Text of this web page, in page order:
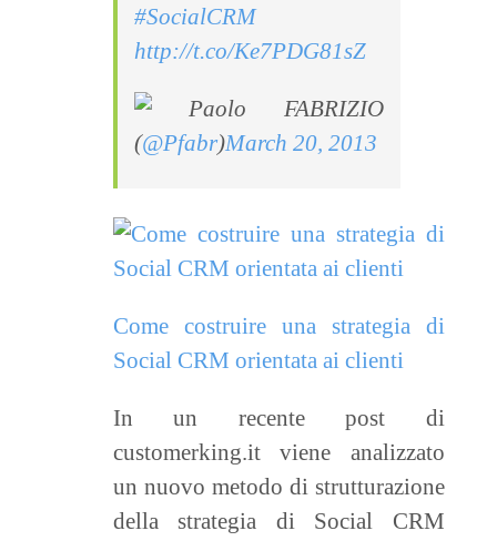
#SocialCRM
http://t.co/Ke7PDG81sZ
Paolo FABRIZIO
(@Pfabr)March 20, 2013
Come costruire una strategia di
Social CRM orientata ai clienti
In un recente post di
customerking.it viene analizzato
un nuovo metodo di strutturazione
della strategia di Social CRM